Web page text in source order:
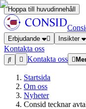
Hoppa till huvudinnehåll
Erbjudande Insikter
Kontakta oss
Kontakta oss
Startsida
Om oss
Nyheter
Consid tecknar